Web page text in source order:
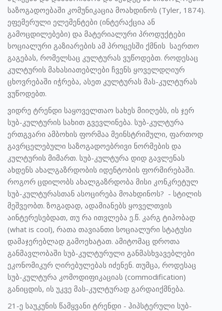
საზოგადოებაში კომუნიკაცია მოახდინოს (Tyler, 1874).
ეფემერული ელემენტები (ინტერაქცია ან
გამოცდილებები) და მატერიალური პროდუქტები
სოციალური გაზიარების ამ პროცესში ქმნის საერთო
გაგებას, რომელსაც კულტურას ვუწოდებთ. როდესაც
კულტურის მახასიათებლები ჩვენს ყოველდღიურ
ცხოვრებაში იჭრება, ასეთ კულტურას მას-კულტურას
ვუწოდებთ.
ვიდრე ტრენდი საყოველთაო სახეს მიიღებს, ის ჯერ
სუბ-კულტურის სახით გვევლინება. სუბ-კულტურა
ერთგვარი ამბოხის ფორმაა მეინსტრიმული, ფართოდ
გავრცელებული საზოგადოებრივი ნორმების და
კულტურის მიმართ. სუბ-კულტურა დიდ გავლენას
ახდენს ახალგაზრდობის იდენტობის ფორმირებაში.
როგორ ცდილობს ახალგაზრდობა მისი კონკრეტულ
სუბ-კულტურასთან ასოცირება მოახდინოს? - სტილის
მეშვეობთ. ზოგადად, ადამიანებს ყოველთვის
აინტერესებდათ, თუ რა ითვლება ე.წ. კარგ ტიპობად
(what is cool), რათა თავიანთი სოციალური სტატუსი
დამაჯერებლად გამოეხატათ. ამიტომაც დროთა
განმავლობაში სუბ-კულტურული განმასხვავებლები
ეკონომიკურ ღირებულებას იძენენ. თუმცა, როდესაც
სუბ-კულტურა კომოდიფიკაციას (commodification)
განიცდის, ის უკვე მას-კულტურად გარდაიქმნება.
21-ე საუკუნის წამყვანი ტრენდი - ჰიპსტერული სუბ-